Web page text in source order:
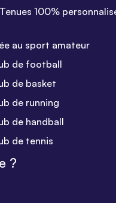
100%
au sport amateur
de football
de basket
de running
de handball
de tennis
?